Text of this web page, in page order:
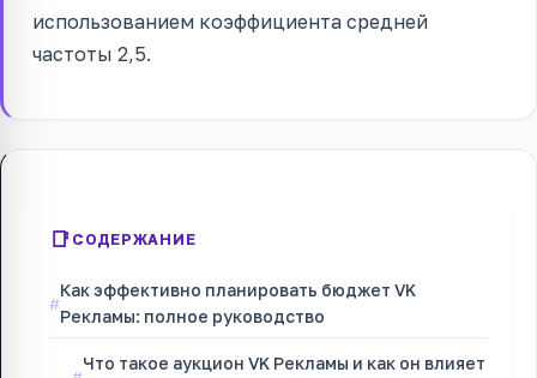
использованием коэффициента средней
частоты 2,5.
СОДЕРЖАНИЕ
Как эффективно планировать бюджет VK
Рекламы: полное руководство
Что такое аукцион VK Рекламы и как он влияет